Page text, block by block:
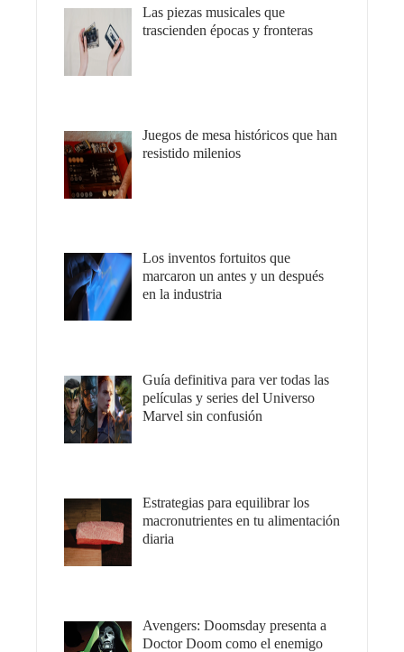
Las piezas musicales que
trascienden épocas y fronteras
Juegos de mesa históricos que han
resistido milenios
Los inventos fortuitos que
marcaron un antes y un después
en la industria
Guía definitiva para ver todas las
películas y series del Universo
Marvel sin confusión
Estrategias para equilibrar los
macronutrientes en tu alimentación
diaria
Avengers: Doomsday presenta a
Doctor Doom como el enemigo